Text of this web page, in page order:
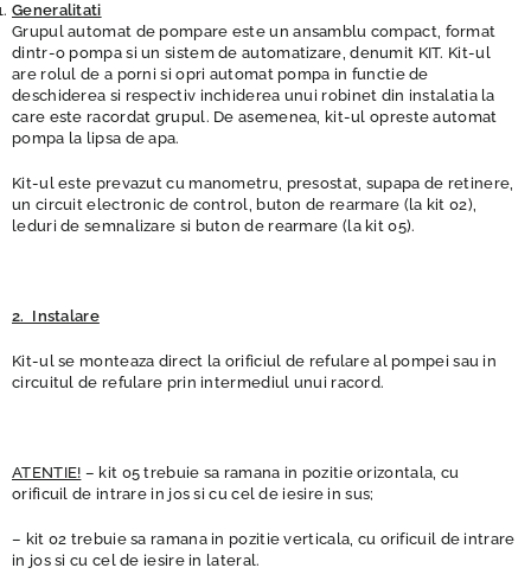
Generalitati
Grupul automat de pompare este un ansamblu compact, format
dintr-o pompa si un sistem de automatizare, denumit KIT. Kit-ul
are rolul de a porni si opri automat pompa in functie de
deschiderea si respectiv inchiderea unui robinet din instalatia la
care este racordat grupul. De asemenea, kit-ul opreste automat
pompa la lipsa de apa.
Kit-ul este prevazut cu manometru, presostat, supapa de retinere,
un circuit electronic de control, buton de rearmare (la kit 02),
leduri de semnalizare si buton de rearmare (la kit 05).
2. Instalare
Kit-ul se monteaza direct la orificiul de refulare al pompei sau in
circuitul de refulare prin intermediul unui racord.
ATENTIE! – kit 05 trebuie sa ramana in pozitie orizontala, cu
orificuil de intrare in jos si cu cel de iesire in sus;
– kit 02 trebuie sa ramana in pozitie verticala, cu orificuil de intrare
in jos si cu cel de iesire in lateral.